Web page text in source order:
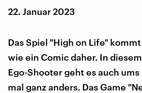
22. Januar 2023
Das Spiel "High on Life"
wie ein Comic daher. In
Ego-Shooter geht es auch
mal ganz anders. Das Game